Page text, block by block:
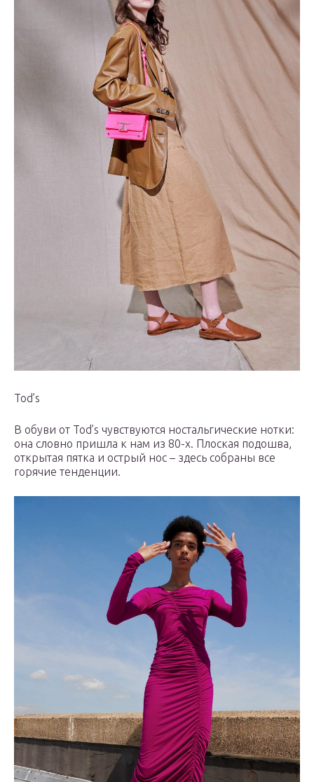
Tod’s
В обуви от Tod’s чувствуются ностальгические нотки:
она словно пришла к нам из 80-х. Плоская подошва,
открытая пятка и острый нос – здесь собраны все
горячие тенденции.